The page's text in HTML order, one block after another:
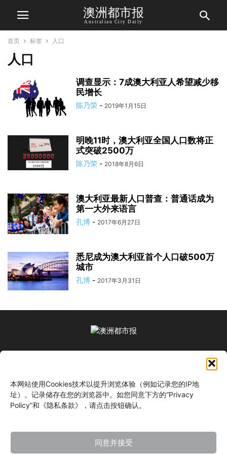
本网站使用Cookies技术以提升浏览体验（例如记录您的IP地
址）。记录储存在您的浏览器中。如您同意下方的“Privacy
Policy”和《隐私条款》，请点击按钮确认。
同意并接受
澳洲都市报
Australian City Daily
首页 标签 人口
人口
调查显示：7成澳大利亚人希望减少移
民增长
陈乃荣 - 2019年1月15日
明晚11时，澳大利亚全国人口数将正
式突破2500万
陈乃荣 - 2018年8月6日
澳大利亚最新人口普查：普通话成为
第一大外来语言
孔博 - 2017年6月27日
悉尼成为澳大利亚首个人口破500万
城市
孔博 - 2017年3月31日
关注我们